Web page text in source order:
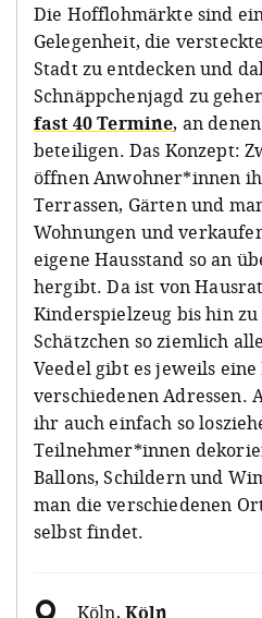
Die Hofflohmärkte sind
Gelegenheit, die
Stadt zu entdecken und
Schnäppchenjagd zu
fast 40 Termine, an
beteiligen. Das Konzept:
öffnen Anwohner*innen
Terrassen, Gärten und
Wohnungen und
eigene Hausstand so an
hergibt. Da ist von
Kinderspielzeug bis hin
Schätzchen so ziemlich
Veedel gibt es jeweils
verschiedenen Adressen.
ihr auch einfach so
Teilnehmer*innen
Ballons, Schildern und
man die verschiedenen
selbst findet.
Köln, Köln